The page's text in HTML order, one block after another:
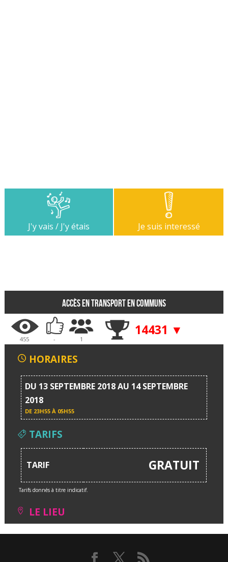
J'y vais / J'y étais Je suis interessé
Accès en transport en communs
455 - 1
14431 ▼
HORAIRES
DU 13 SEPTEMBRE 2018 AU 14 SEPTEMBRE
2018
DE 23H55 À 05H55
TARIFS
TARIF GRATUIT
Tarifs donnés à titre indicatif.
LE LIEU